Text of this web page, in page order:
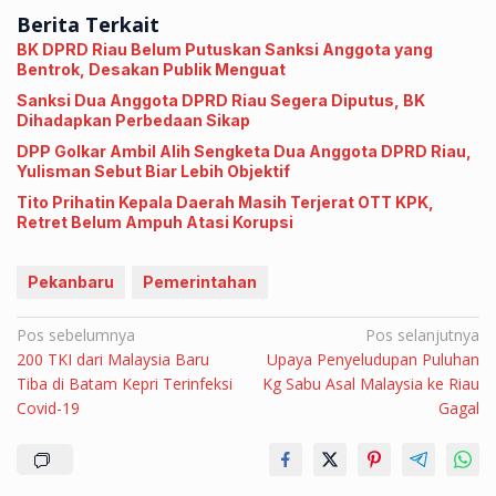
Berita Terkait
BK DPRD Riau Belum Putuskan Sanksi Anggota yang
Bentrok, Desakan Publik Menguat
Sanksi Dua Anggota DPRD Riau Segera Diputus, BK
Dihadapkan Perbedaan Sikap
DPP Golkar Ambil Alih Sengketa Dua Anggota DPRD Riau,
Yulisman Sebut Biar Lebih Objektif
Tito Prihatin Kepala Daerah Masih Terjerat OTT KPK,
Retret Belum Ampuh Atasi Korupsi
Pekanbaru Pemerintahan
Navigasi
pos
Pos sebelumnya
200 TKI dari Malaysia Baru
Tiba di Batam Kepri Terinfeksi
Covid-19
Pos selanjutnya
Upaya Penyeludupan Puluhan
Kg Sabu Asal Malaysia ke Riau
Gagal